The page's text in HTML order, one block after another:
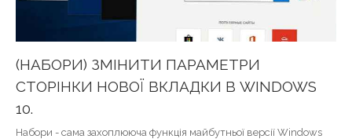
(НАБОРИ) ЗМІНИТИ ПАРАМЕТРИ
СТОРІНКИ НОВОЇ ВКЛАДКИ В WINDOWS
10.
Набори - сама захоплююча функція майбутньої версії Windows